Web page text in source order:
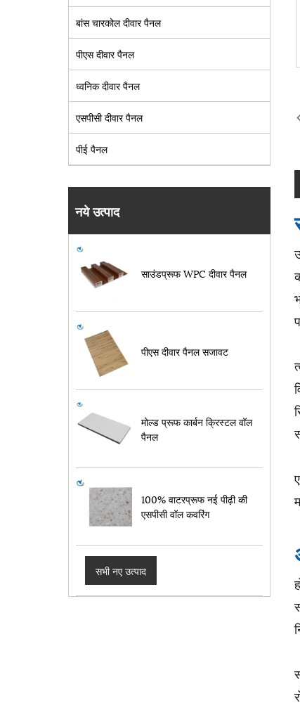
बांस चारकोल दीवार पैनल
पीएस दीवार पैनल
ध्वनिक दीवार पैनल
एसपीसी दीवार पैनल
पीई पैनल
नये उत्पाद
साउंडप्रूफ WPC दीवार पैनल
पीएस दीवार पैनल सजावट
मोल्ड प्रूफ कार्बन क्रिस्टल वॉल
पैनल
100% वाटरप्रूफ नई पीढ़ी की
एसपीसी वॉल कवरिंग
सभी नए उत्पाद